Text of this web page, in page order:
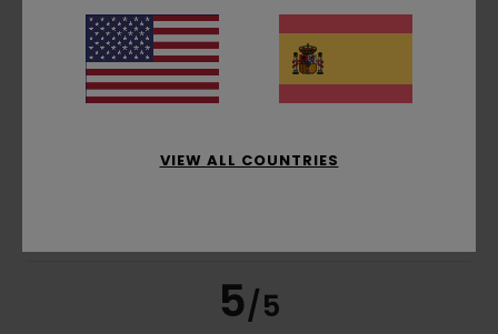
10. mayo 2026
Compra verificada
Mostrar original - Français
5/5
VIEW ALL COUNTRIES